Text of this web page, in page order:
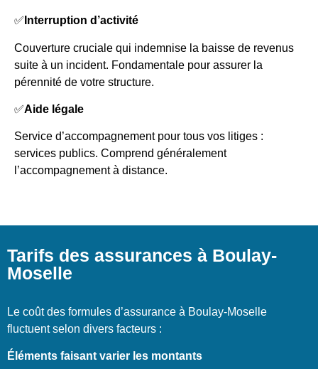
✅ Interruption d’activité
Couverture cruciale qui indemnise la baisse de revenus
suite à un incident. Fondamentale pour assurer la
pérennité de votre structure.
✅Aide légale
Service d’accompagnement pour tous vos litiges :
services publics. Comprend généralement
l’accompagnement à distance.
Tarifs des assurances à Boulay-
Moselle
Le coût des formules d’assurance à Boulay-Moselle
fluctuent selon divers facteurs :
Éléments faisant varier les montants